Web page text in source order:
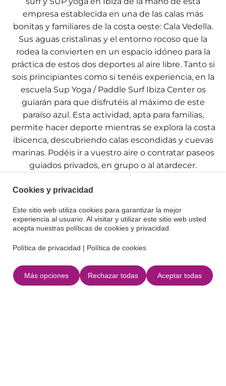
empresa establecida en una de las calas más
bonitas y familiares de la costa oeste: Cala Vedella.
Sus aguas cristalinas y el entorno rocoso que la
rodea la convierten en un espacio idóneo para la
práctica de estos dos deportes al aire libre. Tanto si
sois principiantes como si tenéis experiencia, en la
escuela Sup Yoga / Paddle Surf Ibiza Center os
guiarán para que disfrutéis al máximo de este
paraíso azul. Esta actividad, apta para familias,
permite hacer deporte mientras se explora la costa
ibicenca, descubriendo calas escondidas y cuevas
marinas. Podéis ir a vuestro aire o contratar paseos
guiados privados, en grupo o al atardecer.
Centro donde dejar guardadas las pertenencias
Balones, palas de playa, red de voleibol y
material de esnórquel.
Cookies y privacidad
Este sitio web utiliza cookies para garantizar la mejor
experiencia al usuario. Al visitar y utilizar este sitio web usted
acepta nuestras políticas de cookies y privacidad.
Política de privacidad | Política de cookies
Más opciones Rechazar todas Aceptar todas